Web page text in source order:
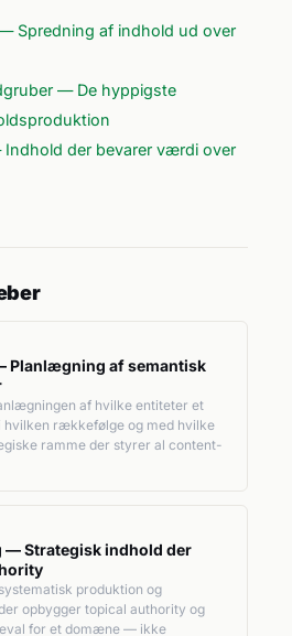
Spredning af indhold ud over
— De hyppigste
der bevarer værdi over
Planlægning af semantisk
af hvilke entiteter et
rækkefølge og med hvilke
ramme der styrer al content-
— Strategisk indhold der
produktion og
opbygger topical authority og
for et domæne — ikke